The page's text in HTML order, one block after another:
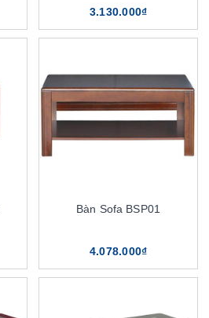
3.130.000₫
Bàn Sofa BSP01
4.078.000₫